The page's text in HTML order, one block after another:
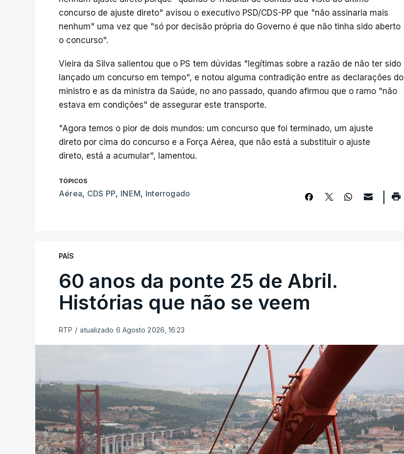
concurso de ajuste direto" avisou o executivo PSD/CDS-PP que "não assinaria mais
nenhum" uma vez que "só por decisão própria do Governo é que não tinha sido aberto
o concurso".
Vieira da Silva salientou que o PS tem dúvidas "legítimas sobre a razão de não ter sido
lançado um concurso em tempo", e notou alguma contradição entre as declarações do
ministro e as da ministra da Saúde, no ano passado, quando afirmou que o ramo "não
estava em condições" de assegurar este transporte.
"Agora temos o pior de dois mundos: um concurso que foi terminado, um ajuste
direto por cima do concurso e a Força Aérea, que não está a substituir o ajuste
direto, está a acumular", lamentou.
TÓPICOS
Aérea, CDS PP, INEM, Interrogado
PAÍS
60 anos da ponte 25 de Abril.
Histórias que não se veem
RTP / atualizado 6 Agosto 2026, 16:23